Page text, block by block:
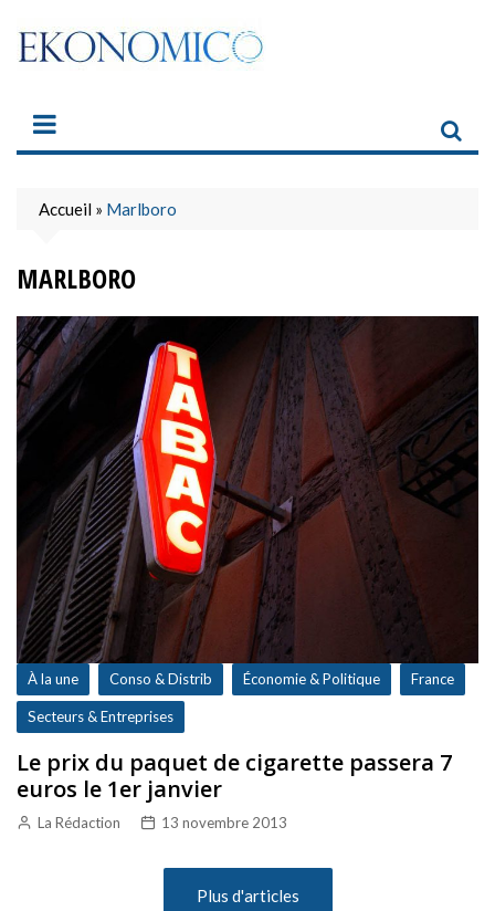
content
Accueil » Marlboro
MARLBORO
À la une Conso & Distrib Économie & Politique France
Secteurs & Entreprises
Le prix du paquet de cigarette passera 7
euros le 1er janvier
La Rédaction 13 novembre 2013
Plus d'articles